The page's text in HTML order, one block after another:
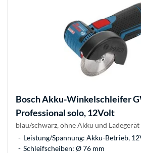
BoschAkku-Winkelschleifer
Professional solo, 12Volt
blau/schwarz, ohne Akku und Ladegerät
Leistung/Spannung: Akku-Betrieb,
Schleifscheiben: Ø 76 mm